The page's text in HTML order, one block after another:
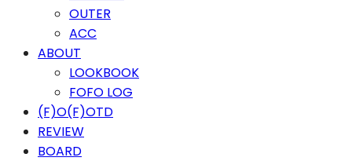
OUTER
ACC
ABOUT
LOOKBOOK
FOFO LOG
(F)O(F)OTD
REVIEW
BOARD